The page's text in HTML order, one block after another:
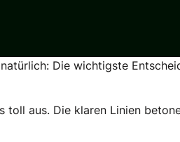
Die wichtigste
toll aus. Die klaren Linien